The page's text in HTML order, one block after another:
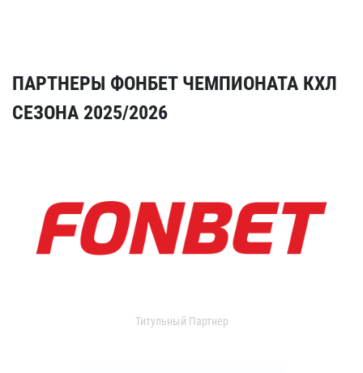
ПАРТНЕРЫ ФОНБЕТ ЧЕМПИОНАТА КХЛ
СЕЗОНА 2025/2026
Титульный Партнер